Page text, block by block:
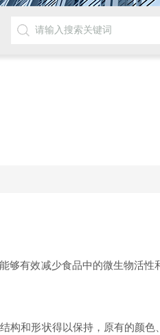
有效减少食品中的微生物活性
和形状得以保持，原有的颜色